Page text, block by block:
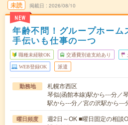
未読
NEW
掲載日 2026/08/10
年齢不問！グループホーム
手伝いも仕事の一つ
職種未経験OK 交通費別途支給あり
WEB登録OK 派遣
勤務地
札幌市西区
琴似(函館本線)駅から---分／
駅から---分／宮の沢駅から---
曜日頻度
週2日～OK ■曜日固定の相談